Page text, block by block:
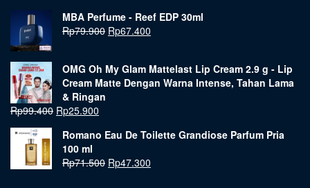
MBA Perfume - Reef EDP 30ml
Rp79.900 Rp67.400
OMG Oh My Glam Mattelast Lip Cream 2.9 g - Lip
Cream Matte Dengan Warna Intense, Tahan Lama
& Ringan
Rp99.400 Rp25.900
Romano Eau De Toilette Grandiose Parfum Pria
100 ml
Rp71.500 Rp47.300